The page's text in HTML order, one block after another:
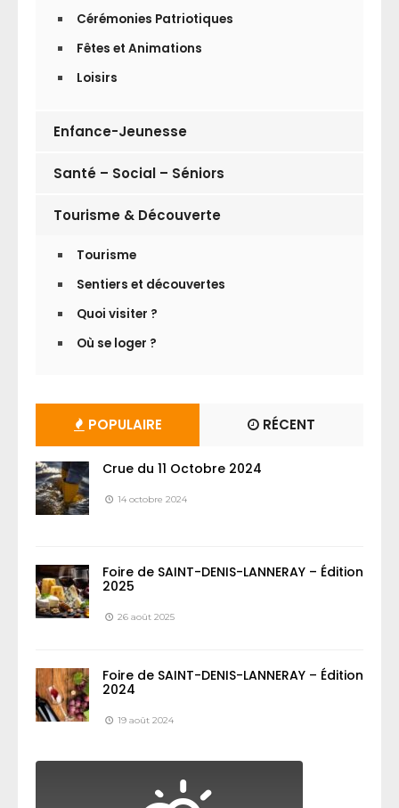
Cérémonies Patriotiques
Fêtes et Animations
Loisirs
Enfance-Jeunesse
Santé – Social – Séniors
Tourisme & Découverte
Tourisme
Sentiers et découvertes
Quoi visiter ?
Où se loger ?
POPULAIRE RÉCENT
Crue du 11 Octobre 2024
14 octobre 2024
Foire de SAINT-DENIS-LANNERAY – Édition
2025
26 août 2025
Foire de SAINT-DENIS-LANNERAY – Édition
2024
19 août 2024